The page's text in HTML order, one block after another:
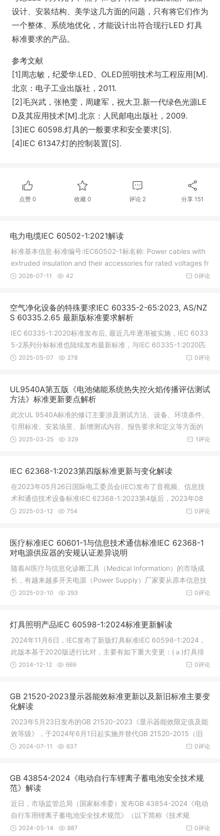
设计、安装结构、美学这几方面的问题，只有将它们作为
一个整体、系统地优化，才能设计出符合现行LED 灯具
标准要求的产品。
参考文献
[1]周志敏，纪爱华.LED、OLED照明技术与工程应用[M].
北京：电子工业出版社，2011.
[2]毛兴武，张艳雯，周建军，祝大卫.新一代绿色光源LE
D及其应用技术[M].北京：人民邮电出版社，2009.
[3]IEC 60598.灯具的一般要求和安全要求[S].
[4]IEC 61347.灯的控制装置[S].
点赞 0 收藏 0 评论 2 分享 151
电力电缆IEC 60502-1:2021解读
标准基本信息·标准编号:IEC60502-1标名称: Power cables with
extruded insulation and their accessories for rated voltages fr
om1 kV (Um = 1,2 kV) up to 30 kV (Um = 36 kV) - Part 1: Cabl
0评论
2026-07-11 42
空气净化设备的特殊要求IEC 60335-2-65:2023, AS/NZ
S 60335.2.65 最新版标准要求解析
IEC 60335-1:2020标准发布后, 最近几年逐渐被实施，IEC 6033
5-2系列分标标准也陆续发布最新标准，与IEC 60335-1:2020匹
配使用。其中，IEC 60335-2-65:2023, AS/NZS 60335.2.65:2
0评论
2025-05-07 278
UL9540A第五版《电池储能系统热失控火焰传播评估测试
方法》标准更新要点解析
此次UL 9540A标准的修订主要涉及测试方法、设备、环境条件、
引用标准、安装场景、新增测试内容、报告要求和定义等方面的
变更。这些变更旨在提高测试的准确性和适用性，确保电池储能1评论
2025-03-25 329
IEC 62368-1:2023第四版标准更新与变化解读
在2023年05月26日国际电工委员会(IEC)发布了音视频、信息技
术和通信技术设备标准IEC 62368-1:2023第4版后，2023年08
月18日IECEE终于发布了TRF模板，为新版标准的实施和应用做好
0评论
2025-03-12 754
医疗标准IEC 60601-1与信息技术通信标准IEC 62368-1
对电源供应器的安规认证差异说明
随着AI医疗与信息化诊断工具（Medical Information）的市场成
长，有越来越多开关电源（Power Supply）厂家要从原本信息技
术产业（Information Technology），跨入医疗设备产业（Medic
0评论
2025-03-10 293
灯具照明产品IEC 60598-1:2024标准更新解读
2024年11月6日，IEC发布了新版灯具标准IEC 60598-1:2024，
此版本基于2020版进行比对，主要有如下重大变更：(ａ)灯具排
版结构明显修改，标记章节将对应符号直接放在对应条款下方，
0评论
2024-12-12 669
GB 21520-2023显示器能效标准更新以及新旧标准主要变
化解读
2023年5月23日发布的GB 21520-2023《显示器能效限定值及能
效等级》，于2024年6月1日起实施并替代GB 21520-2015（旧
版标准）。同时中国质量认证中心（英文缩写CQC）对涉及此标
0评论
2024-07-11 637
GB 43854-2024《电动自行车锂离子蓄电池安全技术规
范》解读
近日，市场监管总局（国家标准委）发布GB 43854-2024《电动
自行车用锂离子蓄电池安全技术规范》（以下简称《技术规
范》）强制性国家标准，该标准由工业和信息化部归口，将于202
0评论
2024-05-14 887